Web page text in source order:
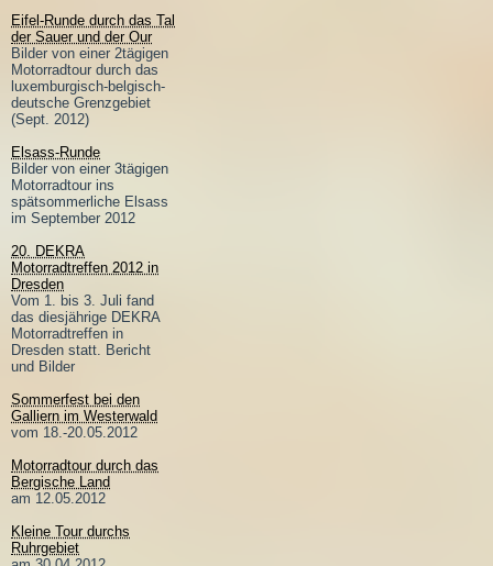
Eifel-Runde durch das Tal
der Sauer und der Our
Bilder von einer 2tägigen
Motorradtour durch das
luxemburgisch-belgisch-
deutsche Grenzgebiet
(Sept. 2012)
Elsass-Runde
Bilder von einer 3tägigen
Motorradtour ins
spätsommerliche Elsass
im September 2012
20. DEKRA
Motorradtreffen 2012 in
Dresden
Vom 1. bis 3. Juli fand
das diesjährige DEKRA
Motorradtreffen in
Dresden statt. Bericht
und Bilder
Sommerfest bei den
Galliern im Westerwald
vom 18.-20.05.2012
Motorradtour durch das
Bergische Land
am 12.05.2012
Kleine Tour durchs
Ruhrgebiet